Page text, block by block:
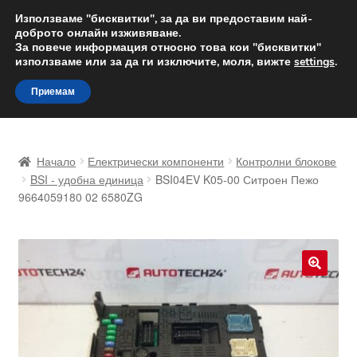
ДОСТАВКА от 12 лв.
Доставка по целия свят
Skip
to
navigation
Skip
to
content
Доставка по целия свят
За нас
Количка
Начало Електрически компоненти
Контролни блокове
BSI - удобна единица
BSI04EV K05-00 Ситроен Пежо
9664059180 02 6580ZG
Използваме "бисквитки", за да ви предоставим най-
доброто онлайн изживяване.
За повече информация относно това кои "бисквитки"
използваме или за да ги изключите, моля, вижте settings.
Приемам